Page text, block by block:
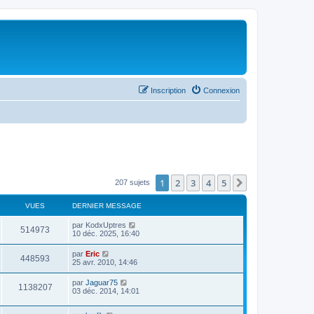
Connexion
Inscription
207 sujets 1 2 3 4 5
VUES DERNIER MESSAGE
514973 par KodxUptres
10 déc. 2025, 16:40
448593 par Eric
25 avr. 2010, 14:46
1138207 par Jaguar75
03 déc. 2014, 14:01